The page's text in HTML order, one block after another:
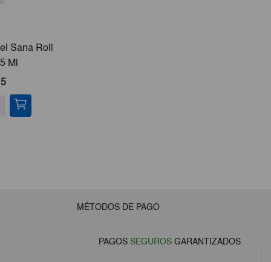
Sana Roll
Ml
MÉTODOS DE PAGO
PAGOS SEGUROSGARANTIZADOS